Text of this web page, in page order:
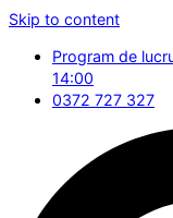
Skip to content
Program de
14:00
0372 727 327